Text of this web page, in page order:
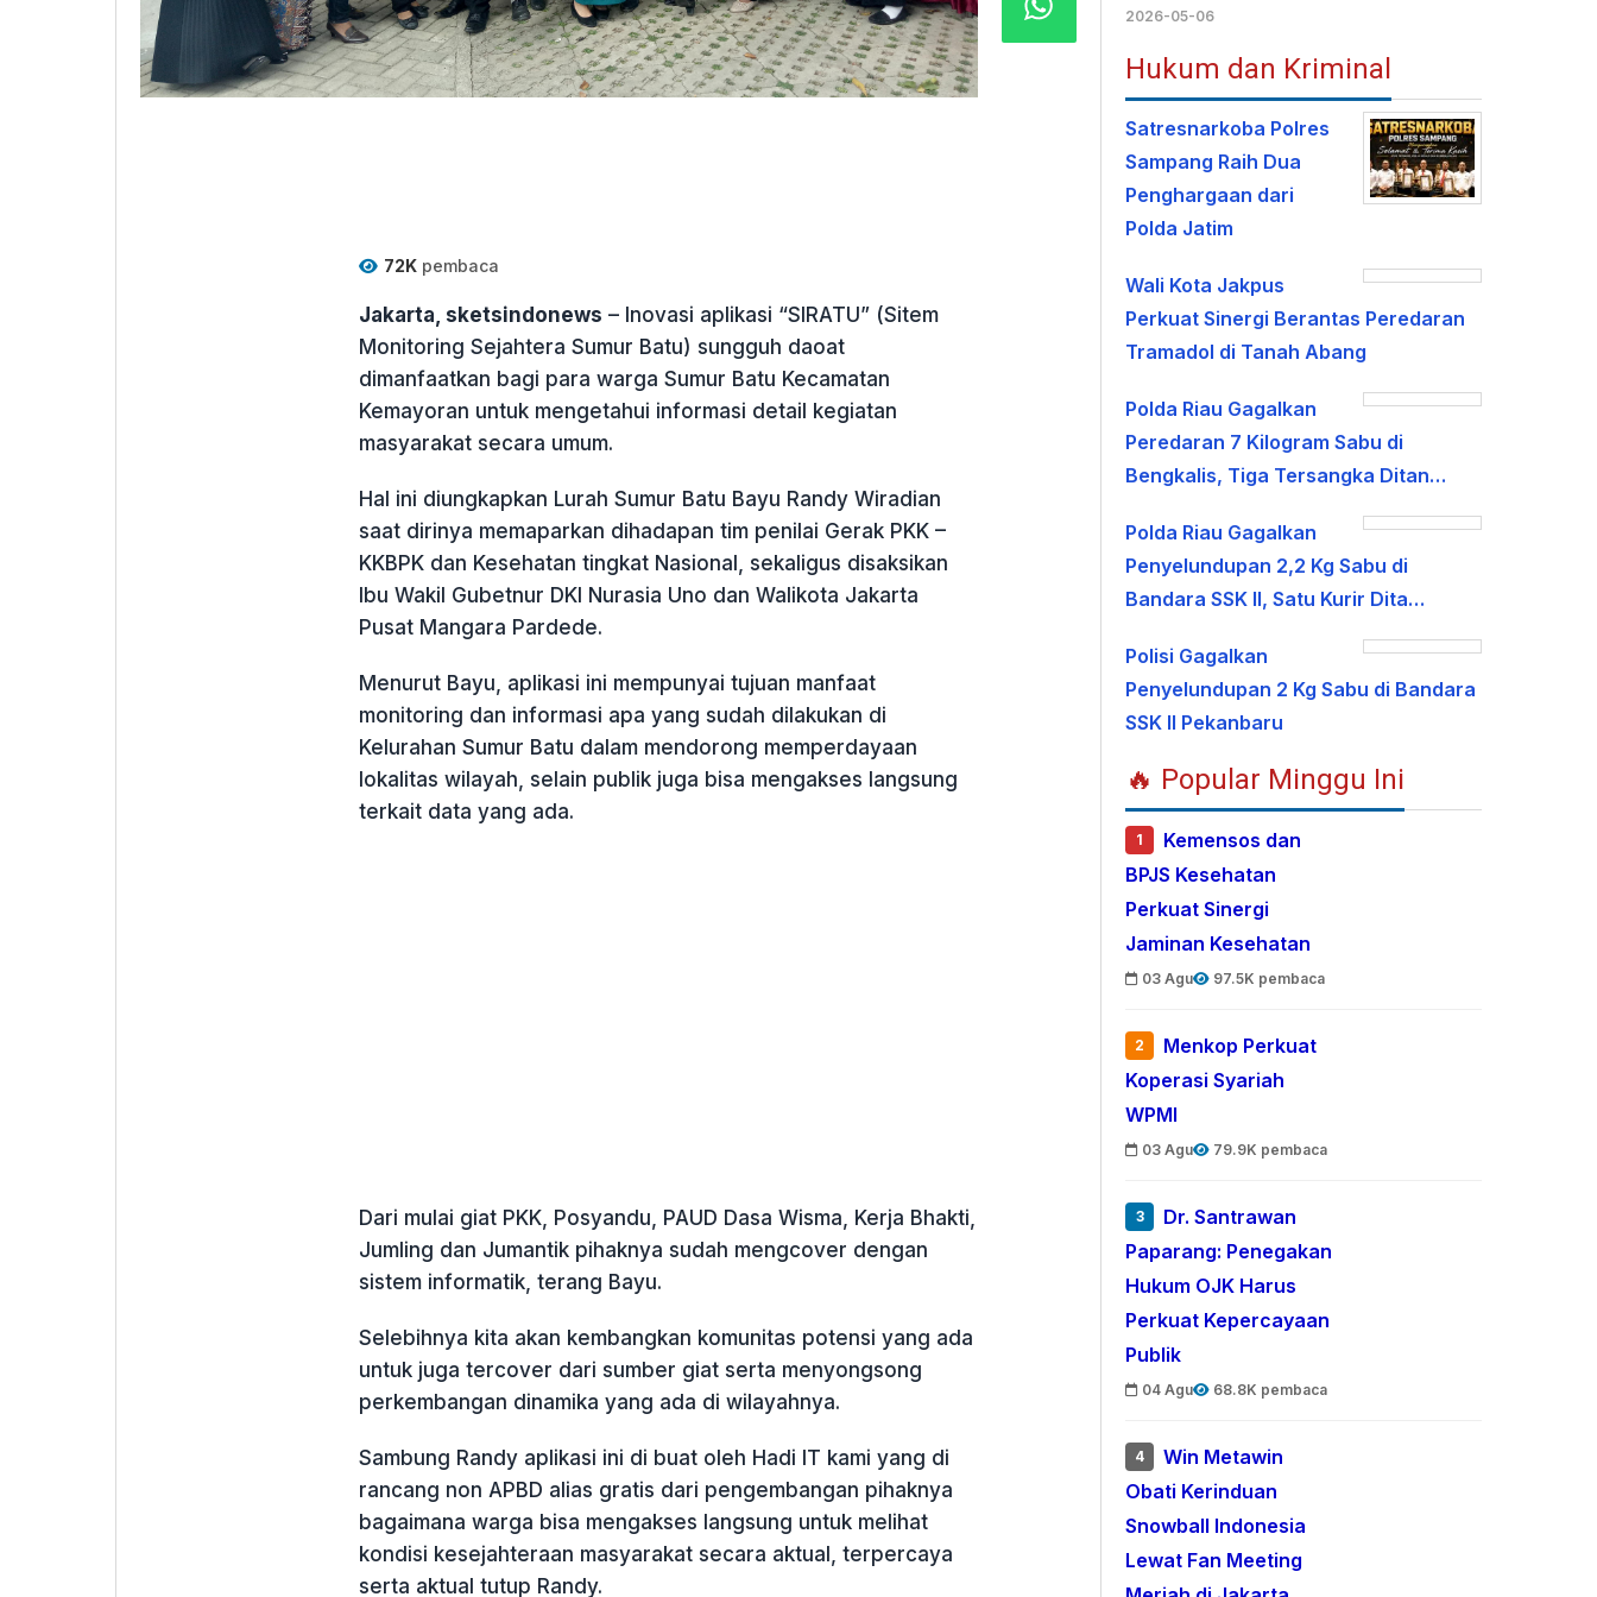
72Kpembaca
Jakarta, sketsindonews – Inovasi aplikasi “SIRATU” (Sitem
Monitoring Sejahtera Sumur Batu) sungguh daoat
dimanfaatkan bagi para warga Sumur Batu Kecamatan
Kemayoran untuk mengetahui informasi detail kegiatan
masyarakat secara umum.
Hal ini diungkapkan Lurah Sumur Batu Bayu Randy Wiradian
saat dirinya memaparkan dihadapan tim penilai Gerak PKK –
KKBPK dan Kesehatan tingkat Nasional, sekaligus disaksikan
Ibu Wakil Gubetnur DKI Nurasia Uno dan Walikota Jakarta
Pusat Mangara Pardede.
Menurut Bayu, aplikasi ini mempunyai tujuan manfaat
monitoring dan informasi apa yang sudah dilakukan di
Kelurahan Sumur Batu dalam mendorong memperdayaan
lokalitas wilayah, selain publik juga bisa mengakses langsung
terkait data yang ada.
Dari mulai giat PKK, Posyandu, PAUD Dasa Wisma, Kerja Bhakti,
Jumling dan Jumantik pihaknya sudah mengcover dengan
sistem informatik, terang Bayu.
Selebihnya kita akan kembangkan komunitas potensi yang ada
untuk juga tercover dari sumber giat serta menyongsong
perkembangan dinamika yang ada di wilayahnya.
Sambung Randy aplikasi ini di buat oleh Hadi IT kami yang di
rancang non APBD alias gratis dari pengembangan pihaknya
bagaimana warga bisa mengakses langsung untuk melihat
kondisi kesejahteraan masyarakat secara aktual, terpercaya
serta aktual tutup Randy.
2026-05-06
Hukum dan Kriminal
Satresnarkoba Polres
Sampang Raih Dua
Penghargaan dari
Polda Jatim
Wali Kota Jakpus
Perkuat Sinergi Berantas Peredaran
Tramadol di Tanah Abang
Polda Riau Gagalkan
Peredaran 7 Kilogram Sabu di
Bengkalis, Tiga Tersangka Ditan…
Polda Riau Gagalkan
Penyelundupan 2,2 Kg Sabu di
Bandara SSK II, Satu Kurir Dita…
Polisi Gagalkan
Penyelundupan 2 Kg Sabu di Bandara
SSK II Pekanbaru
🔥 Popular Minggu Ini
1
Kemensos dan
BPJS Kesehatan
Perkuat Sinergi
Jaminan Kesehatan
03 Agu 97.5K pembaca
2
Menkop Perkuat
Koperasi Syariah
WPMI
03 Agu 79.9K pembaca
3
Dr. Santrawan
Paparang: Penegakan
Hukum OJK Harus
Perkuat Kepercayaan
Publik
04 Agu 68.8K pembaca
4
Win Metawin
Obati Kerinduan
Snowball Indonesia
Lewat Fan Meeting